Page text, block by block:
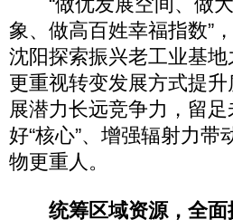
象、做高百姓幸福指数”
沈阳探索振兴老工业基
更重视转变发展方式提
展潜力长远竞争力，留
好“核心”、增强辐射力
物更重人。
统筹区域资源，全